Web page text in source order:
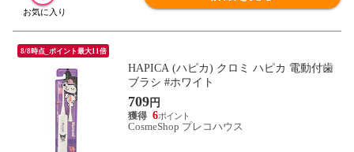
8/8時点_ポイント最大11倍
HAPICA (ハピカ) クロミ ハピカ 電動付歯
ブラシ #ホワイト
709円
6
CosmeShop プレコハウス